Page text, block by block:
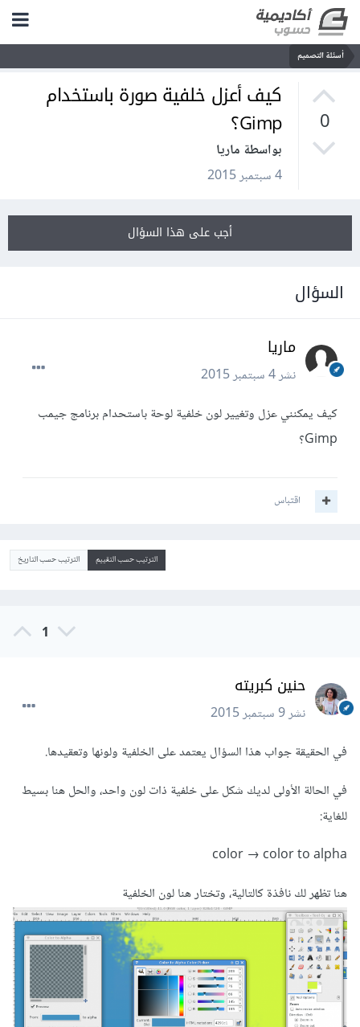
أسئلة التصميم
0
كيف أعزل خلفية صورة باستخدام
Gimp؟
بواسطة ماريا
4 سبتمبر 2015
أجب على هذا السؤال
السؤال
ماريا
نشر4 سبتمبر 2015
كيف يمكنني عزل وتغيير لون خلفية لوحة باستحدام برنامج جيمب
Gimp؟
اقتباس
الترتيب حسب التقييم الترتيب حسب التاريخ
1
حنين كبريته
نشر9 سبتمبر 2015
في الحقيقة جواب هذا السؤال يعتمد على الخلفية ولونها وتعقيدها.
في الحالة الأولى لديك شكل على خلفية ذات لون واحد، والحل هنا بسيط
للغاية:
color → color to alpha
هنا تظهر لك نافذة كالتالية، وتختار هنا لون الخلفية